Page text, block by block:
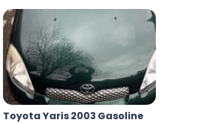
Toyota Yaris 2003 Gasoline